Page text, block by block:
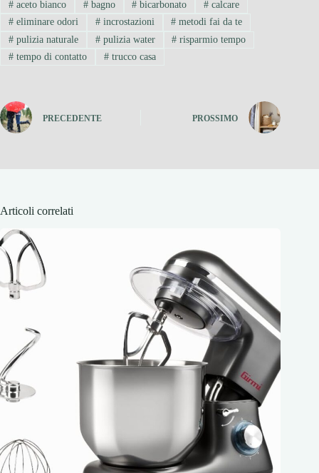
#aceto bianco #bagno # bicarbonato # calcare
#eliminare odori #incrostazioni # metodi fai da te
#pulizia naturale #pulizia water # risparmio tempo
#tempo di contatto #trucco casa
PRECEDENTE PROSSIMO
Articoli correlati